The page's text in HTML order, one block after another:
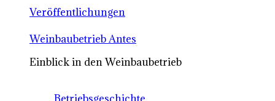
Veröffentlichungen
Weinbaubetrieb Antes
Einblick in den Weinbaubetrieb